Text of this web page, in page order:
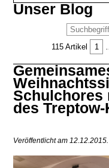
Unser Blog
115 Artikel
1
Schulchores
des
Veröffentlicht am 12.12.2015.